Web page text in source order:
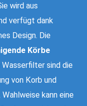
wird aus
verfügt dank
Design. Die
Körbe
Wasserfilter sind die
von Korb und
. Wahlweise kann eine